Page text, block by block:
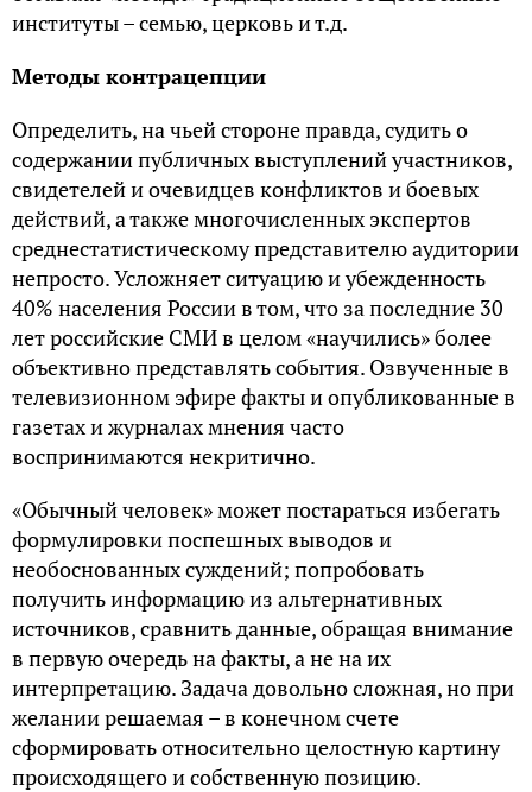
институты – семью, церковь и т.д.
Методы контрацепции
Определить, на чьей стороне правда, судить о
содержании публичных выступлений участников,
свидетелей и очевидцев конфликтов и боевых
действий, а также многочисленных экспертов
среднестатистическому представителю аудитории
непросто. Усложняет ситуацию и убежденность
40% населения России в том, что за последние 30
лет российские СМИ в целом «научились» более
объективно представлять события. Озвученные в
телевизионном эфире факты и опубликованные в
газетах и журналах мнения часто
воспринимаются некритично.
«Обычный человек» может постараться избегать
формулировки поспешных выводов и
необоснованных суждений; попробовать
получить информацию из альтернативных
источников, сравнить данные, обращая внимание
в первую очередь на факты, а не на их
интерпретацию. Задача довольно сложная, но при
желании решаемая – в конечном счете
сформировать относительно целостную картину
происходящего и собственную позицию.